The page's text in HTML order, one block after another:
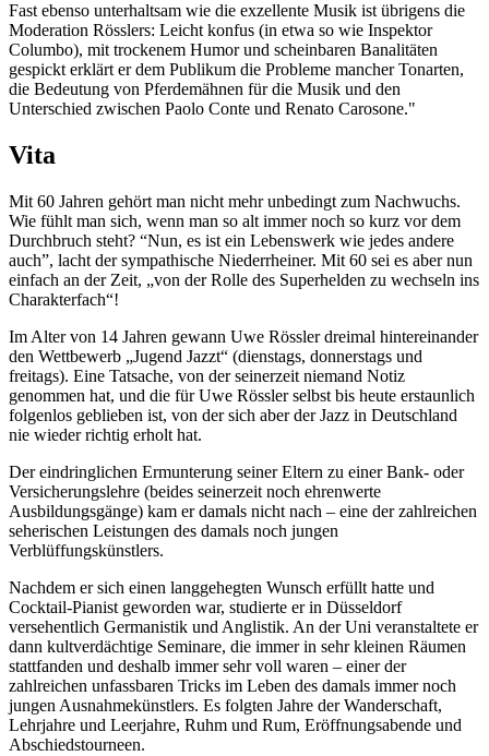
Fast ebenso unterhaltsam wie die exzellente Musik ist übrigens die
Moderation Rösslers: Leicht konfus (in etwa so wie Inspektor
Columbo), mit trockenem Humor und scheinbaren Banalitäten
gespickt erklärt er dem Publikum die Probleme mancher Tonarten,
die Bedeutung von Pferdemähnen für die Musik und den
Unterschied zwischen Paolo Conte und Renato Carosone."
Vita
Mit 60 Jahren gehört man nicht mehr unbedingt zum Nachwuchs.
Wie fühlt man sich, wenn man so alt immer noch so kurz vor dem
Durchbruch steht? “Nun, es ist ein Lebenswerk wie jedes andere
auch”, lacht der sympathische Niederrheiner. Mit 60 sei es aber nun
einfach an der Zeit, „von der Rolle des Superhelden zu wechseln ins
Charakterfach“!
Im Alter von 14 Jahren gewann Uwe Rössler dreimal hintereinander
den Wettbewerb „Jugend Jazzt“ (dienstags, donnerstags und
freitags). Eine Tatsache, von der seinerzeit niemand Notiz
genommen hat, und die für Uwe Rössler selbst bis heute erstaunlich
folgenlos geblieben ist, von der sich aber der Jazz in Deutschland
nie wieder richtig erholt hat.
Der eindringlichen Ermunterung seiner Eltern zu einer Bank- oder
Versicherungslehre (beides seinerzeit noch ehrenwerte
Ausbildungsgänge) kam er damals nicht nach – eine der zahlreichen
seherischen Leistungen des damals noch jungen
Verblüffungskünstlers.
Nachdem er sich einen langgehegten Wunsch erfüllt hatte und
Cocktail-Pianist geworden war, studierte er in Düsseldorf
versehentlich Germanistik und Anglistik. An der Uni veranstaltete er
dann kultverdächtige Seminare, die immer in sehr kleinen Räumen
stattfanden und deshalb immer sehr voll waren – einer der
zahlreichen unfassbaren Tricks im Leben des damals immer noch
jungen Ausnahmekünstlers. Es folgten Jahre der Wanderschaft,
Lehrjahre und Leerjahre, Ruhm und Rum, Eröffnungsabende und
Abschiedstourneen.